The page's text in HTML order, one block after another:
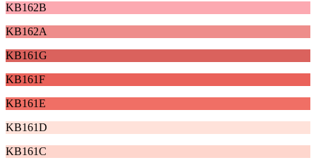
KB162B
KB162A
KB161G
KB161F
KB161E
KB161D
KB161C